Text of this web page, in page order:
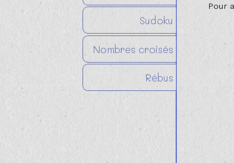
Sudoku
Nombres croisés
Rébus
Pour